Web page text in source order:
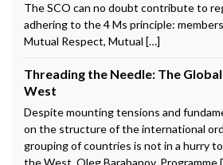
The SCO can no doubt contribute to
adhering to the 4 Ms principle:
Mutual Respect, Mutual […]
Threading the Needle: The
West
Despite mounting tensions and
on the structure of the international
grouping of countries is not in a hurry